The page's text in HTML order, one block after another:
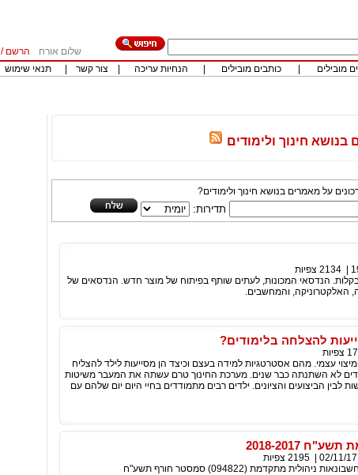
שלום אורח הרשם /
מובילים כותבים מובילים הנחיות עריכה צור קשר תנאי שימוש
בנושא חינוך ולימודים
על מאמרים בנושא חינוך ולימודים?
תדירות:
|
2134 צפיות
הנדסאי המכונות, לעתים שותף בפיתוח של מוצר חדש. הנדסאים של
האלקטרוניקה, והמחשבים.
להצלחה בלימודים?
צפיות
עצמי. מהם אסטרטגיות למידה בעצם וכיצד הן מסייעות לילד להצליח
לא השתנתה כבר שנים. מערכת החינוך טרם עשתה את המעבר משיטות
לבין הביצועים והציונים. ילדים רבים מתמודדים בחיי היום יום שלהם עם
2018-2017
02/11/17
|
2195 צפיות
מתקדמת (094822) סמסטר חורף תשע"ח